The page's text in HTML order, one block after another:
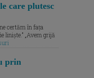
care plutesc
certăm în fața
liniște.” „Avem grijă
prin